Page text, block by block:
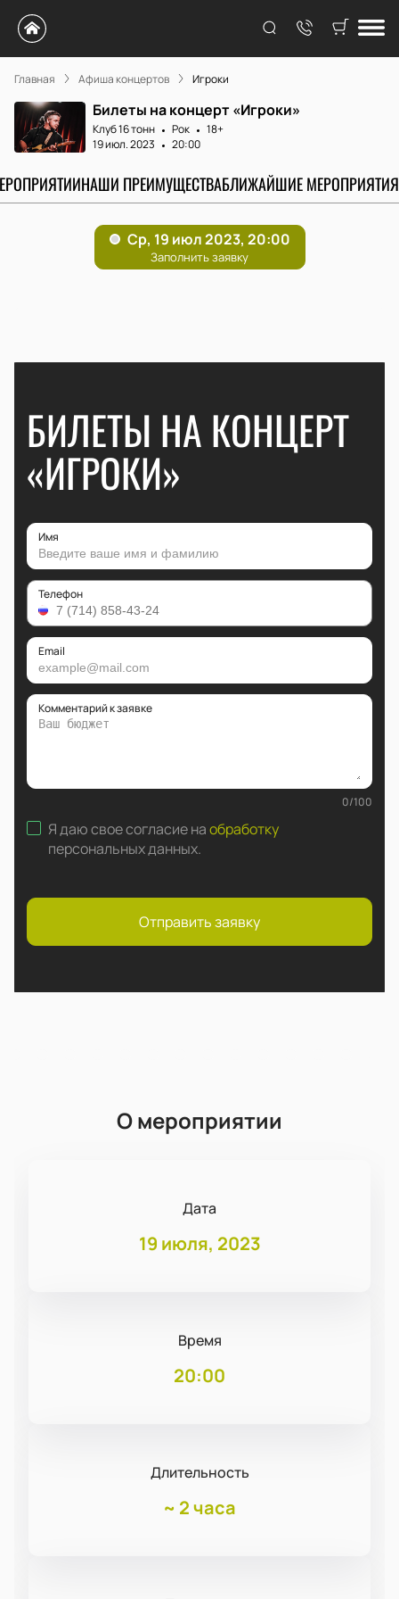
Главная Афиша концертов Игроки
Билеты на концерт «Игроки»
Клуб 16 тонн Рок
18+
19 июл. 2023
20:00
НАШИ ПРЕИМУЩЕСТВАБЛИЖАЙШИЕ МЕРОПРИЯТИЯ
БИЛЕТЫ НА КОНЦЕРТ
«ИГРОКИ»
Имя
Телефон
Email
Комментарий к заявке
0/100
Я даю свое согласие наобработку
персональных данных.
Отправить заявку
О мероприятии
Дата
19 июля, 2023
Время
20:00
Длительность
~ 2 часа